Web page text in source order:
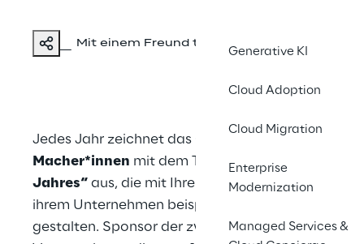
Generative KI
Cloud Adoption
Cloud Migration
Enterprise
Modernization
Managed Services &
Mit einem Freund teilen
Jedes Jahr zeichnet das CIO MagazinIT-
Macher*innen mit dem Titel
„CIO des
Jahres“ aus, die mit Ihren Teams die IT in
ihrem Unternehmen beispielgebend
gestalten. Sponsor der zweitägigen